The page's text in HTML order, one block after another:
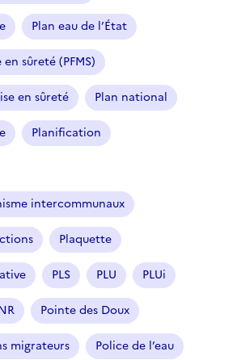
Plan eau de l’État
sûreté (PFMS)
en sûreté Plan national
Planification
intercommunaux
Plaquette
PLS PLU PLUi
Pointe des Doux
migrateurs Police de l’eau